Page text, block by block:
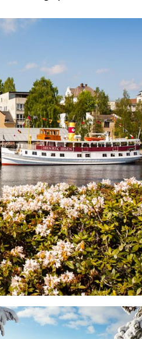
er et perfekt startpunkt for mange
og landeveisturer, Skien
stisykling.
Det er også flott å utforske